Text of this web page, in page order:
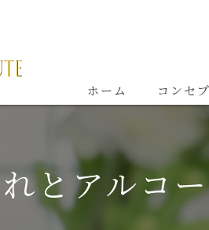
ホーム コンセ
とアルコ